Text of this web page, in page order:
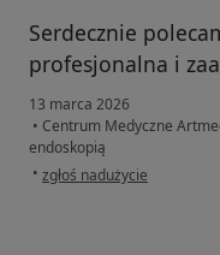
Serdecznie
profesjonalna i
13 marca 2026
• Centrum Medyczne
endoskopią
• w opinii użytkownika Renata
zgłoś nadużycie